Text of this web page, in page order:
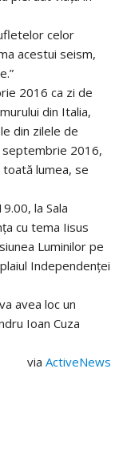
celor
acestui seism,
2016 ca zi de
din Italia,
din zilele de
2016,
lumea, se
la Sala
cu tema Iisus
Luminilor pe
Independenței
avea loc un
Ioan Cuza
via ActiveNews